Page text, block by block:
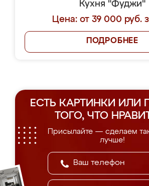
Кухня "Фуджи"
Цена: от 39 000 руб.
ПОДРОБНЕЕ
ЕСТЬ КАРТИНКИ ИЛИ
ТОГО, ЧТО
Присылайте — сделаем
лучше!